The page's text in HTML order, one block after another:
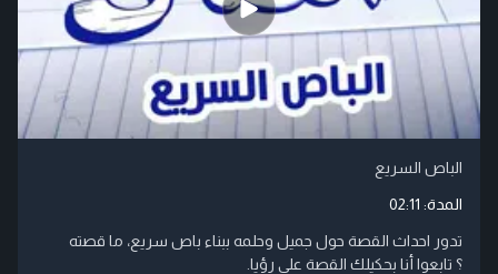
الباص السريع
المدة: 02:11
تدور احداث القصة حول جميل وحلمه ببناء باص سريع، ما قصته
؟ تابعوا أنا بحكيلك القصة على رؤيا.